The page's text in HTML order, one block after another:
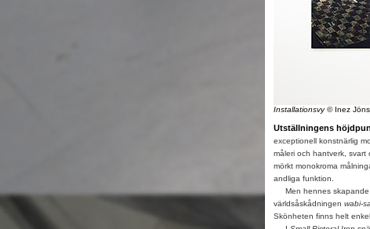
Installationsvy© Inez
Utställningens
exceptionell konstnärlig
måleri och hantverk, svart
mörkt monokroma
andliga funktion.
Men hennes skapande
världsåskådningen wabi-
Skönheten finns helt